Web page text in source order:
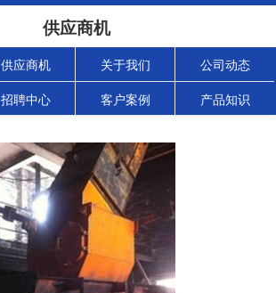
供应商机
供应商机 关于我们 公司动态
招聘中心 客户案例 产品知识